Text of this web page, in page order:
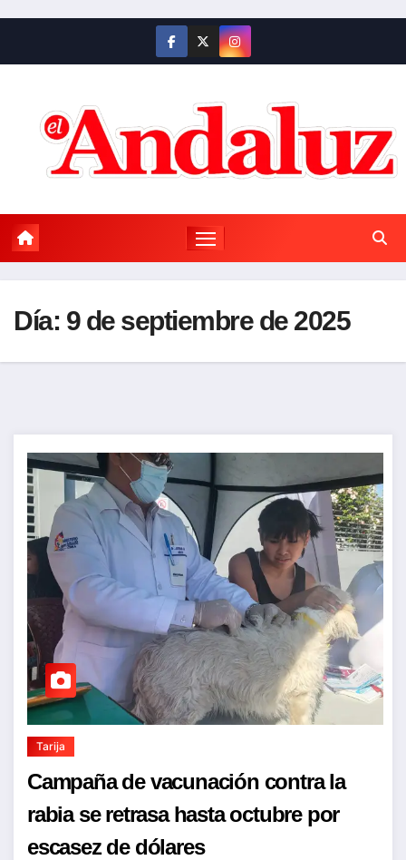
contenido
Día: 9 de septiembre de 2025
Tarija
Campaña de vacunación contra la
rabia se retrasa hasta octubre por
escasez de dólares